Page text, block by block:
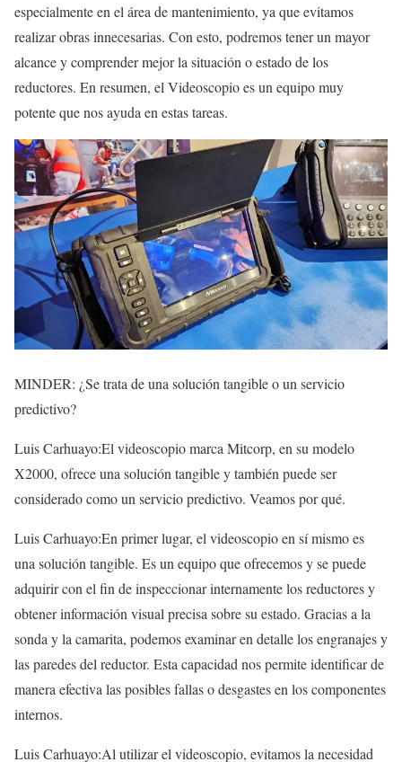
especialmente en el área de mantenimiento, ya que evitamos
realizar obras innecesarias. Con esto, podremos tener un mayor
alcance y comprender mejor la situación o estado de los
reductores. En resumen, el Videoscopio es un equipo muy
potente que nos ayuda en estas tareas.
MINDER: ¿Se trata de una solución tangible o un servicio
predictivo?
Luis Carhuayo:El videoscopio marca Mitcorp, en su modelo
X2000, ofrece una solución tangible y también puede ser
considerado como un servicio predictivo. Veamos por qué.
Luis Carhuayo:En primer lugar, el videoscopio en sí mismo es
una solución tangible. Es un equipo que ofrecemos y se puede
adquirir con el fin de inspeccionar internamente los reductores y
obtener información visual precisa sobre su estado. Gracias a la
sonda y la camarita, podemos examinar en detalle los engranajes y
las paredes del reductor. Esta capacidad nos permite identificar de
manera efectiva las posibles fallas o desgastes en los componentes
internos.
Luis Carhuayo:Al utilizar el videoscopio, evitamos la necesidad